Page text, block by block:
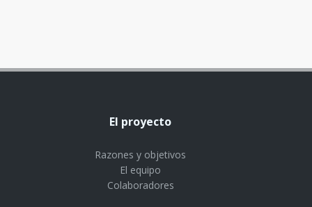
El proyecto
Razones y objetivos
El equipo
Colaboradores